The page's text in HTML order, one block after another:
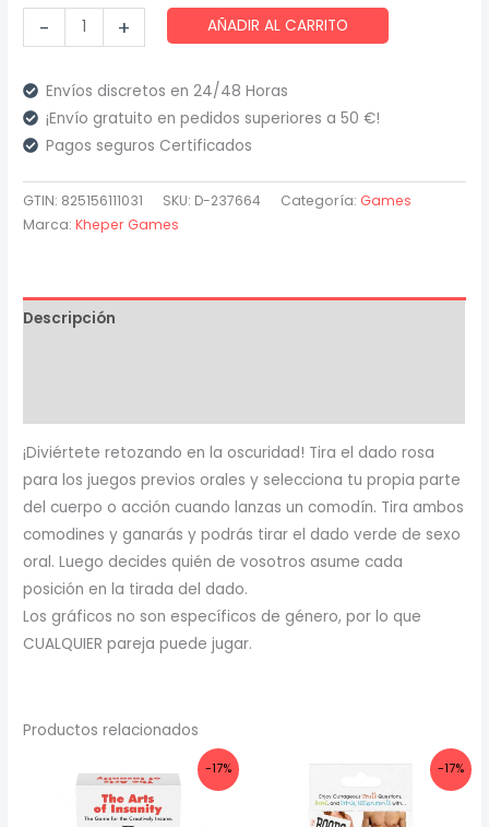
-
Games
Juego
Dados
Sexuales
Oral
con
la
Ocuridad
+ AÑADIR AL CARRITO
Envíos discretos en 24/48 Horas
¡Envío gratuito en pedidos superiores a 50 €!
Pagos seguros Certificados
GTIN: 825156111031 SKU: D-237664 Categoría: Games
Marca:Kheper Games
Descripción
¡Diviértete retozando en la oscuridad! Tira el dado rosa
para los juegos previos orales y selecciona tu propia parte
del cuerpo o acción cuando lanzas un comodín. Tira ambos
comodines y ganarás y podrás tirar el dado verde de sexo
oral. Luego decides quién de vosotros asume cada
posición en la tirada del dado.
Los gráficos no son específicos de género, por lo que
CUALQUIER pareja puede jugar.
Productos relacionados
-17% -17%